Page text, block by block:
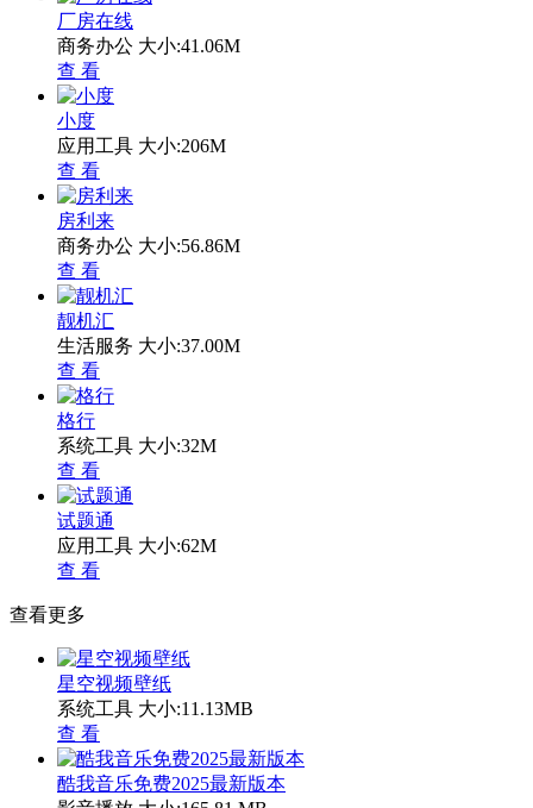
厂房在线
商务办公 大小:41.06M
查 看
小度
应用工具 大小:206M
查 看
房利来
商务办公 大小:56.86M
查 看
靓机汇
生活服务 大小:37.00M
查 看
格行
系统工具 大小:32M
查 看
试题通
应用工具 大小:62M
查 看
查看更多
星空视频壁纸
系统工具 大小:11.13MB
查 看
酷我音乐免费2025最新版本